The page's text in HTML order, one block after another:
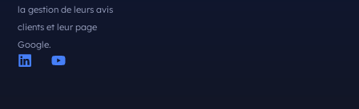
la gestion de leurs avis
clients et leur page
Google.